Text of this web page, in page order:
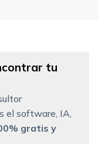
tu
el software, IA,
gratis y